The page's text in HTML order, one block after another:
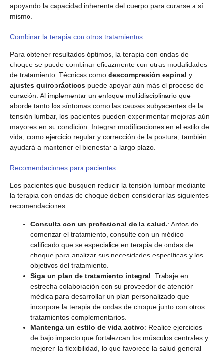
apoyando la capacidad inherente del cuerpo para curarse a sí
mismo.
Combinar la terapia con otros tratamientos
Para obtener resultados óptimos, la terapia con ondas de
choque se puede combinar eficazmente con otras modalidades
de tratamiento. Técnicas como descompresión espinal y
ajustes quiroprácticos puede apoyar aún más el proceso de
curación. Al implementar un enfoque multidisciplinario que
aborde tanto los síntomas como las causas subyacentes de la
tensión lumbar, los pacientes pueden experimentar mejoras aún
mayores en su condición. Integrar modificaciones en el estilo de
vida, como ejercicio regular y corrección de la postura, también
ayudará a mantener el bienestar a largo plazo.
Recomendaciones para pacientes
Los pacientes que busquen reducir la tensión lumbar mediante
la terapia con ondas de choque deben considerar las siguientes
recomendaciones:
Consulta con un profesional de la salud.: Antes de
comenzar el tratamiento, consulte con un médico
calificado que se especialice en terapia de ondas de
choque para analizar sus necesidades específicas y los
objetivos del tratamiento.
Siga un plan de tratamiento integral: Trabaje en
estrecha colaboración con su proveedor de atención
médica para desarrollar un plan personalizado que
incorpore la terapia de ondas de choque junto con otros
tratamientos complementarios.
Mantenga un estilo de vida activo: Realice ejercicios
de bajo impacto que fortalezcan los músculos centrales y
mejoren la flexibilidad, lo que favorece la salud general